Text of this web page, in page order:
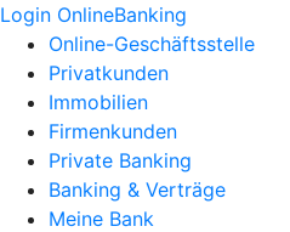
Login OnlineBanking
Online-Geschäftsstelle
Privatkunden
Immobilien
Firmenkunden
Private Banking
Banking & Verträge
Meine Bank